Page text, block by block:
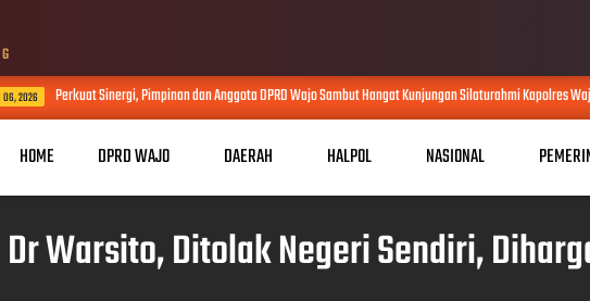
2026 Perkuat Sinergi, Pimpinan dan Anggota DPRD Wajo Sambut Hangat Kunjungan Silaturahmi Kapolres Wajo
HOME DPRD WAJO DAERAH HALPOL NASIONAL
Warsito, Ditolak Negeri Sendiri,